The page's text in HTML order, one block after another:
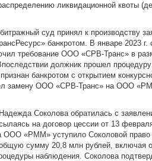
ликвидационной квоты
суд принял к производству
банкротом. В январе 2023 г.
требование ООО «СРВ-Транс» в
должник прошел
банкротом с открытием
замену ООО «СРВ-Транс» на ООО
Соколова обратилась с
на договор цессии от 13
ООО «РММ» уступило Соколовой
сумму 20,8 млн рублей, включая
наблюдения. Соколова